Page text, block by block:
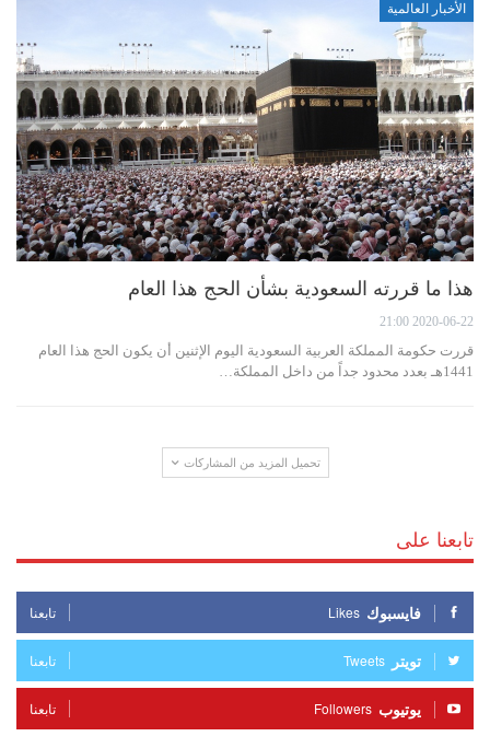
الأخبار العالمية
هذا ما قررته السعودية بشأن الحج هذا العام
2020-06-22 21:00
قررت حكومة المملكة العربية السعودية اليوم الإثنين أن يكون الحج هذا العام
1441هـ بعدد محدود جداً من داخل المملكة…
تحميل المزيد من المشاركات
تابعنا على
فايسبوك Likes تابعنا
تويتر Tweets تابعنا
يوتيوب Followers تابعنا